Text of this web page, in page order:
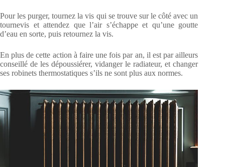
Pour les purger, tournez la vis qui se trouve sur le côté avec un
tournevis et attendez que l’air s’échappe et qu’une goutte
d’eau en sorte, puis retournez la vis.
En plus de cette action à faire une fois par an, il est par ailleurs
conseillé de les dépoussiérer, vidanger le radiateur, et changer
ses robinets thermostatiques s’ils ne sont plus aux normes.